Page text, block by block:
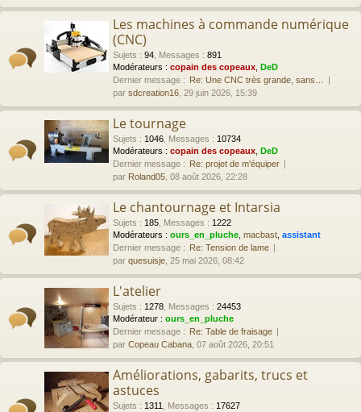
Les machines à commande numérique
(CNC)
Sujets : 94 Messages : 891
Modérateurs : copain des copeaux DeD
Dernier message : Re: Une CNC très grande, sans…
par sdcreation16 , 29 juin 2026, 15:39
Le tournage
Sujets : 1046 Messages : 10734
Modérateurs : copain des copeaux DeD
Dernier message : Re: projet de m'équiper
par Roland05 , 08 août 2026, 22:28
Le chantournage et Intarsia
Sujets : 185 Messages : 1222
Modérateurs : ours_en_pluche macbast assistant
Dernier message : Re: Tension de lame
par quesuisje , 25 mai 2026, 08:42
L'atelier
Sujets : 1278 Messages : 24453
Modérateur : ours_en_pluche
Dernier message : Re: Table de fraisage
par Copeau Cabana , 07 août 2026, 20:51
Améliorations, gabarits, trucs et
astuces
Sujets : 1311 Messages : 17627